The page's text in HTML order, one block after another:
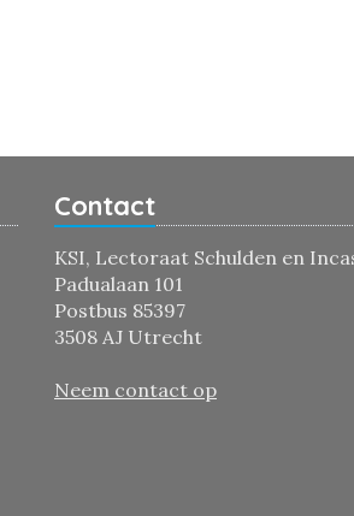
Contact
KSI, Lectoraat Schulden en
Padualaan 101
Postbus 85397
3508 AJ Utrecht
Neem contact op